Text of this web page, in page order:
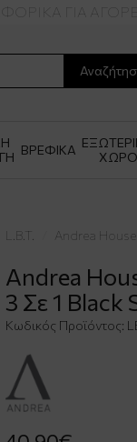
ΓΙΑ
ΒΡΕΦΙΚΑ
L.B.T. Andrea House
Andrea
3 Σε 1 Black
Κωδικός Προϊόντος: